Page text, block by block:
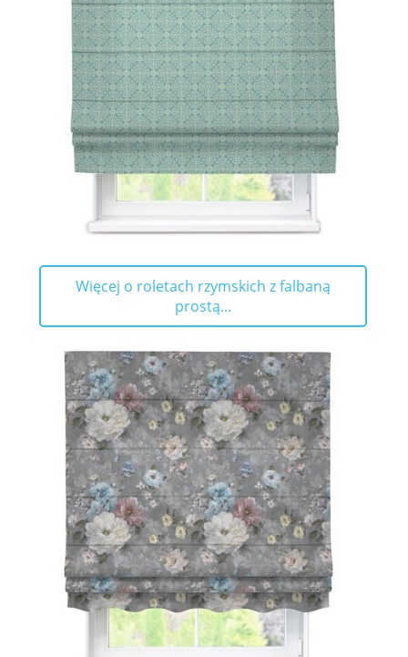
Więcej o roletach rzymskich z falbaną
prostą...